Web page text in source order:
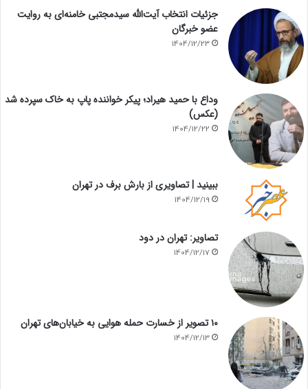
جزئیات انتخاب آیت‌الله سیدمجتبی خامنه‌ای به روایت
عضو خبرگان
1404/12/23
وداع با حمید هیراد؛ پیکر خواننده پاپ به خاک سپرده شد
(عکس)
1404/12/22
ببینید | تصاویری از بارش برف در تهران
1404/12/19
تصاویر: تهران در دود
1404/12/17
۱۰ تصویر از خسارت حمله هوایی به خیابان‌های تهران
1404/12/13